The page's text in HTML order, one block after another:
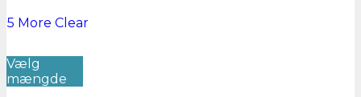
5 More Clear
Vælg
mængde